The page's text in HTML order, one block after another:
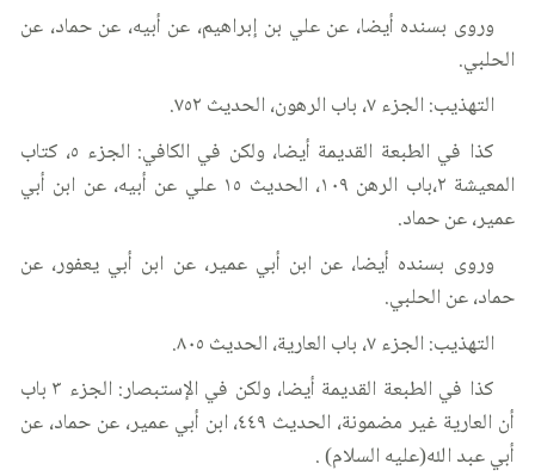
وروى بسنده أيضا، عن علي بن إبراهيم، عن أبيه، عن حماد، عن
الحلبي.
التهذيب: الجزء ٧، باب الرهون، الحديث ٧٥٢.
كذا في الطبعة القديمة أيضا، ولكن في الكافي: الجزء ٥، كتاب
المعيشة ٢،باب الرهن ١٠٩، الحديث ١٥ علي عن أبيه، عن ابن أبي
عمير، عن حماد.
وروى بسنده أيضا، عن ابن أبي عمير، عن ابن أبي يعفور، عن
حماد، عن الحلبي.
التهذيب: الجزء ٧، باب العارية، الحديث ٨٠٥.
كذا في الطبعة القديمة أيضا، ولكن في الإستبصار: الجزء ٣ باب
أن العارية غير مضمونة، الحديث ٤٤٩، ابن أبي عمير، عن حماد، عن
أبي عبد الله(عليه السلام) .